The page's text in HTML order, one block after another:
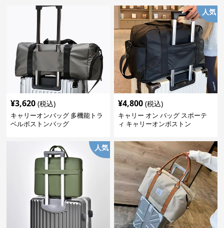
¥3,620 (税込)
キャリーオンバッグ 多機能トラ
ベルボストンバッグ
人気
¥4,800 (税込)
キャリー オン バッグ スポーテ
ィ キャリーオンボストン
人気